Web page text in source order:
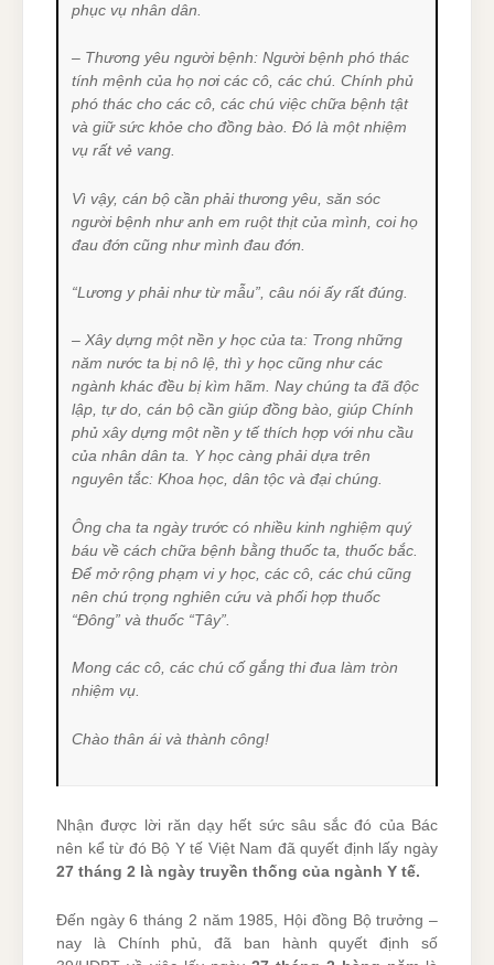
phục vụ nhân dân.
– Thương yêu người bệnh: Người bệnh phó thác
tính mệnh của họ nơi các cô, các chú. Chính phủ
phó thác cho các cô, các chú việc chữa bệnh tật
và giữ sức khỏe cho đồng bào. Đó là một nhiệm
vụ rất vẻ vang.
Vì vậy, cán bộ cần phải thương yêu, săn sóc
người bệnh như anh em ruột thịt của mình, coi họ
đau đớn cũng như mình đau đớn.
“Lương y phải như từ mẫu”, câu nói ấy rất đúng.
– Xây dựng một nền y học của ta: Trong những
năm nước ta bị nô lệ, thì y học cũng như các
ngành khác đều bị kìm hãm. Nay chúng ta đã độc
lập, tự do, cán bộ cần giúp đồng bào, giúp Chính
phủ xây dựng một nền y tế thích hợp với nhu cầu
của nhân dân ta. Y học càng phải dựa trên
nguyên tắc: Khoa học, dân tộc và đại chúng.
Ông cha ta ngày trước có nhiều kinh nghiệm quý
báu về cách chữa bệnh bằng thuốc ta, thuốc bắc.
Để mở rộng phạm vi y học, các cô, các chú cũng
nên chú trọng nghiên cứu và phối hợp thuốc
“Đông” và thuốc “Tây”.
Mong các cô, các chú cố gắng thi đua làm tròn
nhiệm vụ.
Chào thân ái và thành công!
Nhận được lời răn dạy hết sức sâu sắc đó của Bác
nên kể từ đó Bộ Y tế Việt Nam đã quyết định lấy ngày
27 tháng 2 là ngày truyền thống của ngành Y tế.
Đến ngày 6 tháng 2 năm 1985, Hội đồng Bộ trưởng –
nay là Chính phủ, đã ban hành quyết định số